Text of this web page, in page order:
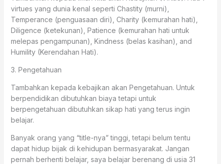
virtues yang dunia kenal seperti Chastity (murni),
Temperance (penguasaan diri), Charity (kemurahan hati),
Diligence (ketekunan), Patience (kemurahan hati untuk
melepas pengampunan), Kindness (belas kasihan), and
Humility (Kerendahan Hati).
3. Pengetahuan
Tambahkan kepada kebajikan akan Pengetahuan. Untuk
berpendidikan dibutuhkan biaya tetapi untuk
berpengetahuan dibutuhkan sikap hati yang terus ingin
belajar.
Banyak orang yang “title-nya” tinggi, tetapi belum tentu
dapat hidup bijak di kehidupan bermasyarakat. Jangan
pernah berhenti belajar, saya belajar berenang di usia 31